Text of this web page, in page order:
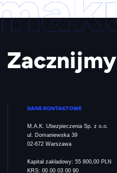
Zacznijmy
DANE KONTAKTOWE
M.A.K. Ubezpieczenia Sp. z o.o.
ul. Domaniewska 39
02-672 Warszawa
Kapitał zakładowy: 55 800,00 PLN
KRS: 00 00 03 00 90